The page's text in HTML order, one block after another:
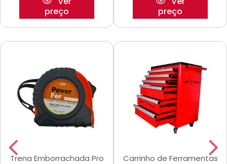
preço
preço
Trena Emborrachada Pro
Carrinho de Ferramentas